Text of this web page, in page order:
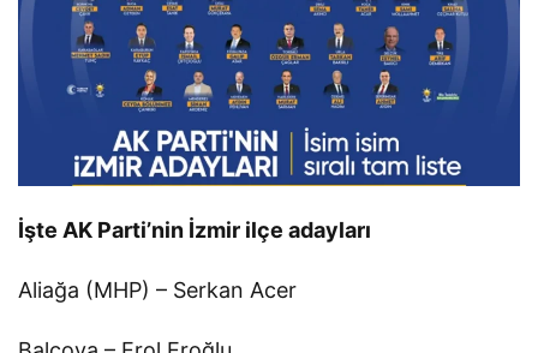
İşte AK Parti’nin İzmir ilçe adayları
Aliağa (MHP) – Serkan Acer